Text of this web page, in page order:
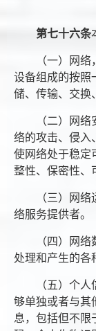
第七十六条
（一）网
设备组成的按照
储、传输、交换
（二）网
络的攻击、侵入
使网络处于稳定
整性、保密性、
（三）网
络服务提供者。
（四）网
处理和产生的各
（五）个
够单独或者与其
息，包括但不限